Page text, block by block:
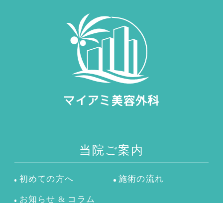
当院ご案内
初めての方へ 施術の流れ
お知らせ & コラム